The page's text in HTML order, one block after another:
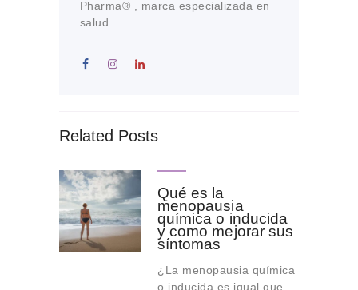
Pharma® , marca especializada en
salud.
Related Posts
Qué es la
menopausia
química o inducida
y como mejorar sus
síntomas
¿La menopausia química
o inducida es igual que